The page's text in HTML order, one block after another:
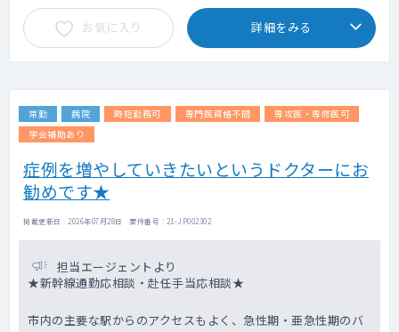
外傷メイン）
お気に入り 詳細をみる
常勤 病院 時短勤務可 専門医資格不問
専攻医・専修医可
学会補助あり
症例を増やしていきたいというドクターにお
勧めです★
掲載更新日 : 2026年07月28日 案件番号 : 21-JP002302
担当エージェントより
★新幹線通勤応相談・赴任手当応相談★
市内の主要な駅からのアクセスもよく、急性期・亜急性期のバ